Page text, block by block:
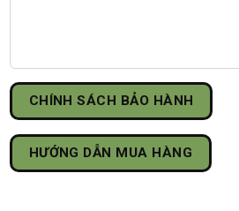
CHÍNH SÁCH BẢO HÀNH
HƯỚNG DẪN MUA HÀNG